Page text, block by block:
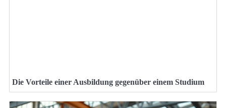
Die Vorteile einer Ausbildung gegenüber einem Studium